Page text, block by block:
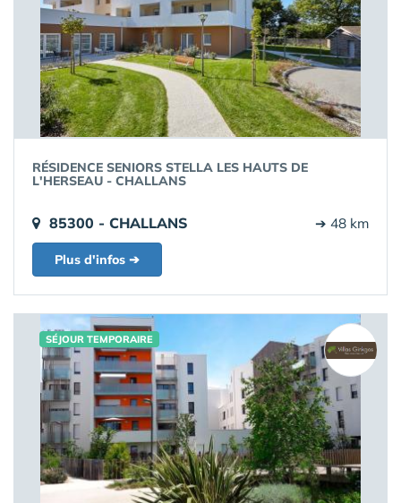
RÉSIDENCE SENIORS STELLA LES HAUTS DE
L'HERSEAU - CHALLANS
85300 - CHALLANS ➔ 48 km
Plus d'infos ➔
SÉJOUR TEMPORAIRE